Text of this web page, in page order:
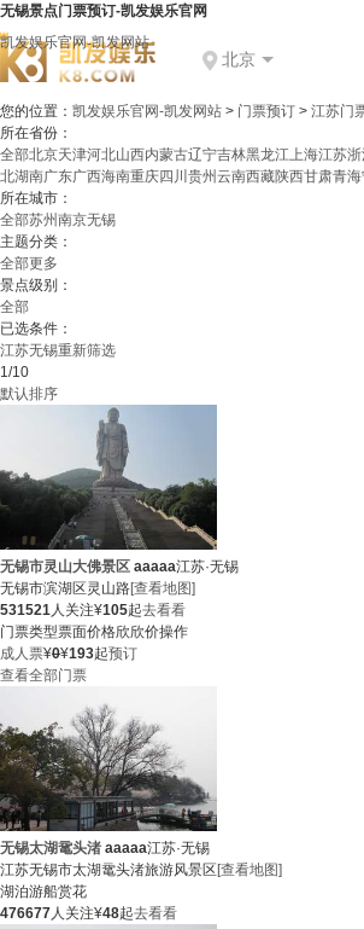
无锡景点门票预订-凯发娱乐官网
凯发娱乐官网-凯发网站
北京
您的位置： 凯发娱乐官网-凯发网站 > 门票预订 > 江苏门
所在省份：
全部北京天津河北山西内蒙古辽宁吉林黑龙江上海江苏
北湖南广东广西海南重庆四川 贵州 云南西藏陕西甘肃青海
所在城市：
全部苏州 南京无锡
主题分类：
全部更多
景点级别：
全部
已选条件：
江苏无锡重新筛选
1/10
默认排序
无锡市灵山大佛景区 aaaaa江苏·无锡
无锡市滨湖区灵山路[查看地图]
531521人关注¥105起去看看
门票类型票面价格欣欣价操作
成人票¥0¥193起预订
查看全部门票
无锡太湖鼋头渚 aaaaa江苏·无锡
江苏无锡市太湖鼋头渚旅游风景区 [查看地图]
湖泊游船赏花
476677人关注¥48起去看看